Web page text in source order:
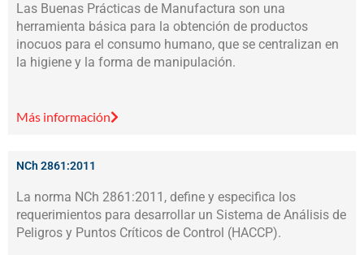
Las Buenas Prácticas de Manufactura son una
herramienta básica para la obtención de productos
inocuos para el consumo humano, que se centralizan en
la higiene y la forma de manipulación.
Más información
NCh 2861:2011
La norma NCh 2861:2011, define y especifica los
requerimientos para desarrollar un Sistema de Análisis de
Peligros y Puntos Críticos de Control (HACCP).